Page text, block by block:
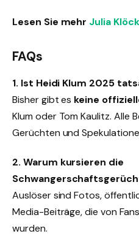
Lesen Sie mehr Julia
FAQs
1. Ist Heidi Klum 2025
Bisher gibt es keine
Klum oder Tom Kaulitz. Alle
Gerüchten und
2. Warum kursieren die
Auslöser sind Fotos,
Media-Beiträge, die von
wurden.